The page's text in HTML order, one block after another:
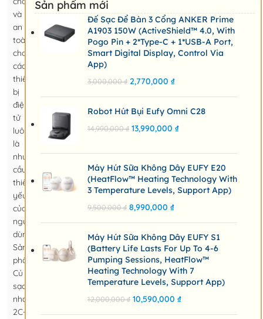
và
an
toàn
cho
các
thiết
bị
điện
tử
luôn
là
nhu
cầu
thiết
yếu
của
người
dùng.
Sản
phẩm
Củ
sạc
nhanh
2C+1A
Sản phẩm mới
Đế Sạc Để Bàn 3 Cổng ANKER Prime
A1903 150W (ActiveShield™ 4.0, With
Pogo Pin + 2*Type-C + 1*USB-A Port,
Smart Digital Display, Control Via
App)
3,000,000₫ 2,770,000 ₫
Robot Hút Bụi Eufy Omni C28
14,990,000₫ 13,990,000 ₫
Máy Hút Sữa Không Dây EUFY E20
(HeatFlow™ Heating Technology With
3 Temperature Levels, Support App)
9,500,000₫ 8,990,000 ₫
Máy Hút Sữa Không Dây EUFY S1
(Battery Life Lasts For Up To 4-6
Pumping Sessions, HeatFlow™
Heating Technology With 7
Temperature Levels, Support App)
12,000,000₫ 10,590,000 ₫